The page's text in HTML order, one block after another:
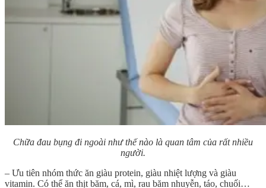
Chữa đau bụng đi ngoài như thế nào là quan tâm của rất nhiều
người.
– Ưu tiên nhóm thức ăn giàu protein, giàu nhiệt lượng và giàu
vitamin. Có thể ăn thịt băm, cá, mì, rau băm nhuyễn, táo, chuối…